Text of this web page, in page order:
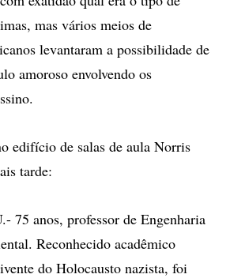
mas vários meios de
levantaram a possibilidade de
amoroso envolvendo os
edifício de salas de aula Norris
tarde:
75 anos, professor de Engenharia
Reconhecido acadêmico
do Holocausto nazista, foi